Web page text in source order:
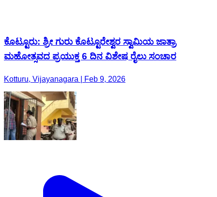
ಕೊಟ್ಟೂರು: ಶ್ರೀ ಗುರು ಕೊಟ್ಟೂರೇಶ್ವರ ಸ್ವಾಮಿಯ ಜಾತ್ರಾ
ಮಹೋತ್ಸವದ ಪ್ರಯುಕ್ತ 6 ದಿನ ವಿಶೇಷ ರೈಲು ಸಂಚಾರ
Kotturu, Vijayanagara | Feb 9, 2026